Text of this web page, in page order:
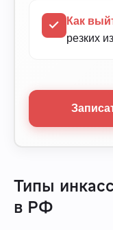
Как
резких
Типы
в РФ